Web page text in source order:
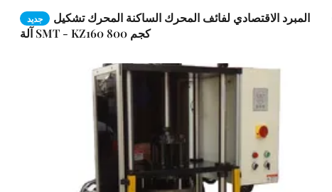
جديد
المبرد الاقتصادي لفائف المحرك الساكنة المحرك تشكيل
آلة SMT - KZ160 800 كجم